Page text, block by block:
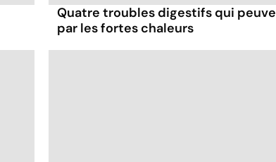
Quatre troubles digestifs qui
par les fortes chaleurs